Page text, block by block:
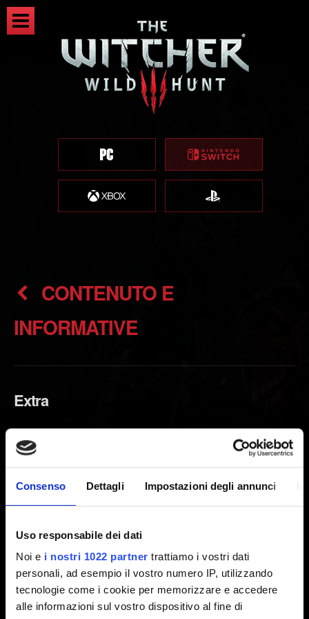
Consenso Dettagli Impostazioni degli annunci
Uso responsabile dei dati
Noi e i nostri 1022 partner trattiamo i vostri dati
personali, ad esempio il vostro numero IP, utilizzando
tecnologie come i cookie per memorizzare e accedere
alle informazioni sul vostro dispositivo al fine di
CONTENUTO E
INFORMATIVE
Extra
Extra della serie The Witcher
Ricompense di registrazione (digitali) - Come
Ricompense di registrazione (ricompense di
gioco) - Come ottenerle
Il gioco base e le espansioni sono ora
disponibili separatamente